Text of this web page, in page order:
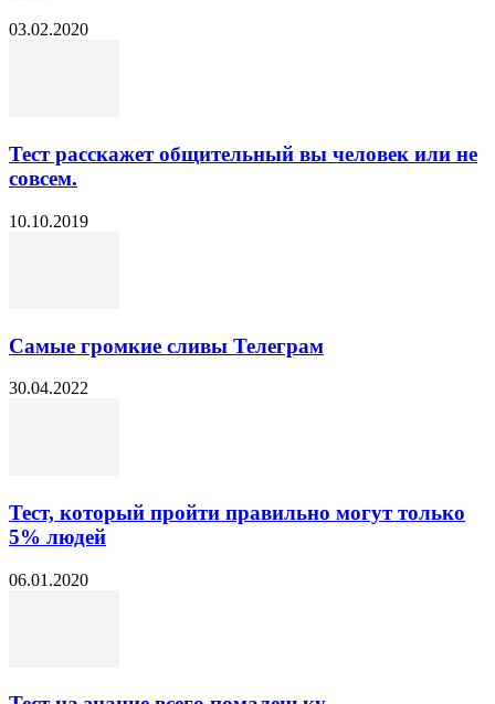
03.02.2020
Тест расскажет общительный вы человек или не
совсем.
10.10.2019
Самые громкие сливы Телеграм
30.04.2022
Тест, который пройти правильно могут только
5% людей
06.01.2020